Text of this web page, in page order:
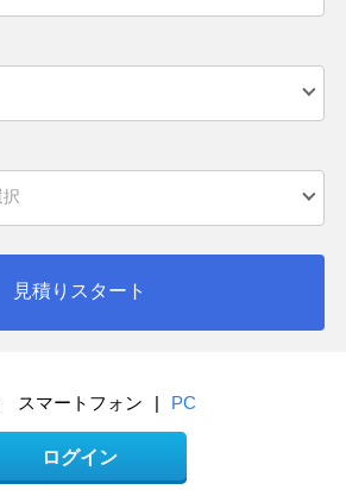
見積りスタート
スマートフォン | PC
ログイン